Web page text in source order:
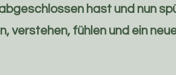
hast und nun
verstehen, fühlen und ein